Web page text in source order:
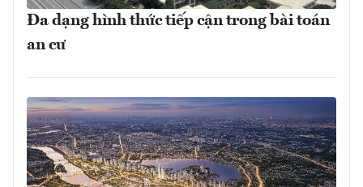
Đa dạng hình thức tiếp cận trong bài toán
an cư